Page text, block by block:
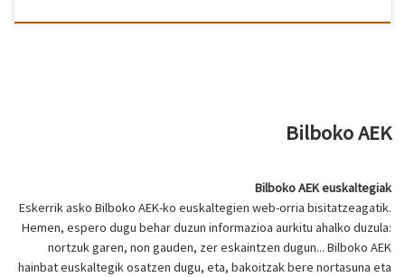
Bilboko AEK
Bilboko AEK euskaltegiak
Eskerrik asko Bilboko AEK-ko euskaltegien web-orria bisitatzeagatik.
Hemen, espero dugu behar duzun informazioa aurkitu ahalko duzula:
nortzuk garen, non gauden, zer eskaintzen dugun... Bilboko AEK
hainbat euskaltegik osatzen dugu, eta, bakoitzak bere nortasuna eta